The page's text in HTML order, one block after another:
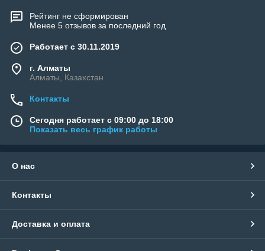
Рейтинг не сформирован
Менее 5 отзывов за последний год
Работает с 30.11.2019
г. Алматы
Алматы, Казахстан
Контакты
Сегодня работает с 09:00 до 18:00
Показать весь график работы
О нас
Контакты
Доставка и оплата